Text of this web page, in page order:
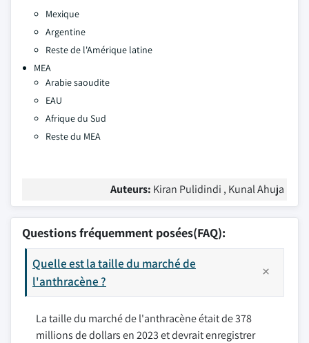
Mexique
Argentine
Reste de l'Amérique latine
MEA
Arabie saoudite
EAU
Afrique du Sud
Reste du MEA
Auteurs: Kiran Pulidindi , Kunal Ahuja
Questions fréquemment posées(FAQ):
Quelle est la taille du marché de
l'anthracène ?
La taille du marché de l'anthracène était de 378
millions de dollars en 2023 et devrait enregistrer